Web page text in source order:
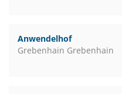
Anwendelhof
Grebenhain Grebenhain